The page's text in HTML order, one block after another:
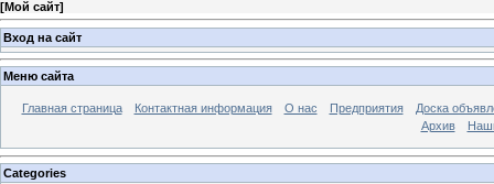
[Мой сайт]
Вход на сайт
Меню сайта
Главная страница Контактная информация О нас Предприятия
Доска
Архив
Categories